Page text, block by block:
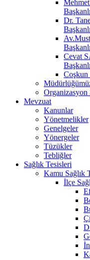
Dr.
Cevat
Coşkun
Organizasyon
Mevzuat
Kanunlar
Yönetmelikler
Genelgeler
Yönergeler
Tüzükler
Tebliğler
Sağlık Tesisleri
Kamu Sağlık
İlçe